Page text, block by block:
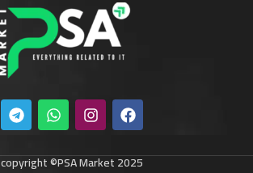
copyright ©PSA Market 2025